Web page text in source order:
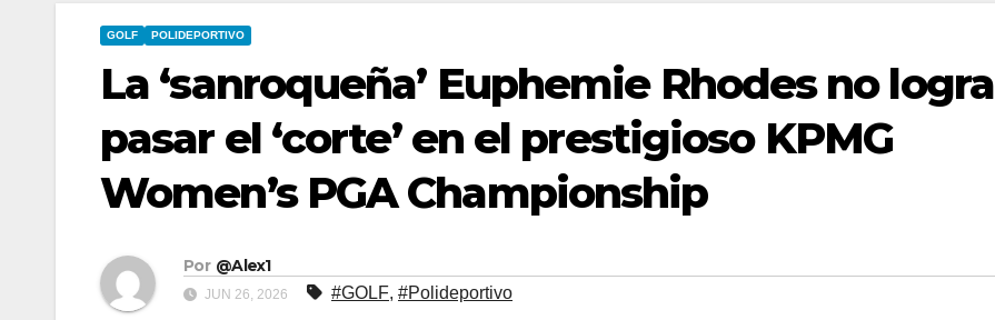
GOLF POLIDEPORTIVO
La ‘sanroqueña’ Euphemie Rhodes no logra
pasar el ‘corte’ en el prestigioso KPMG
Women’s PGA Championship
Por @Alex1
JUN 26, 2026 #GOLF, #Polideportivo